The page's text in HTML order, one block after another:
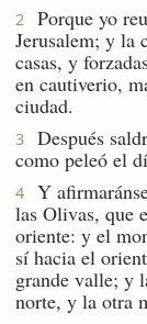
2
Porque yo
Jerusalem; y la
casas, y
en cautiverio,
ciudad.
3
Después
como peleó el
4
Y
las Olivas, que
oriente: y el
sí hacia el
grande valle; y
norte, y la otra